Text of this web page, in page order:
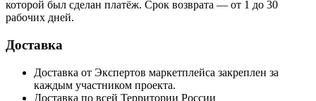
которой был сделан платёж. Срок возврата — от 1 до 30
рабочих дней.
Доставка
Доставка от Экспертов маркетплейса закреплен за
каждым участником проекта.
Доставка по всей Территории России